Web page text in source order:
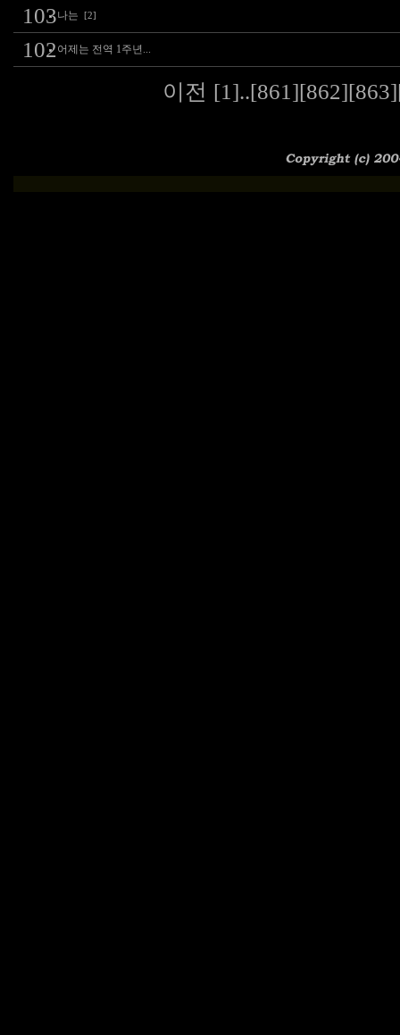
103나는 [2]
102 어제는 전역 1주년...
이전 [1]..[861][862][863]